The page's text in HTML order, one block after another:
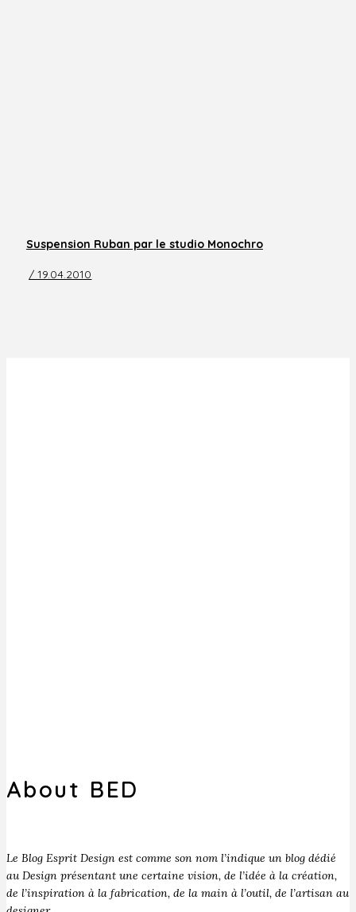
Suspension Ruban par le studio Monochro
/ 19.04.2010
About BED
Le Blog Esprit Design est comme son nom l’indique un blog dédié
au Design présentant une certaine vision, de l’idée à la création,
de l’inspiration à la fabrication, de la main à l’outil, de l’artisan au